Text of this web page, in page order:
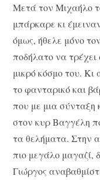
Μετά τον Μιχαήλο
μπάρκαρε κι
όμως, ήθελε μόνο
ποδήλατο να
μικρό κόσμο του.
το φανταρικό και
που με μια σύνταξη
στον κυρ Βαγγέλη
τα θελήματα. Στην
πιο μεγάλο μαγαζί,
Γιώργος